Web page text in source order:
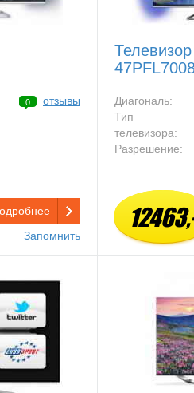
0 отзывы
Запомнить
Диагональ:
Тип
телевизора:
Разрешение: